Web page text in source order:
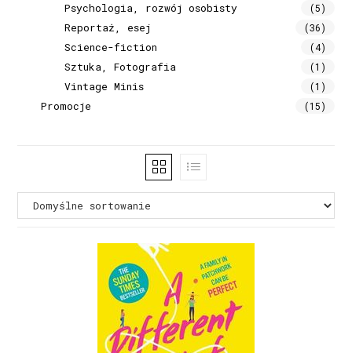
Psychologia, rozwój osobisty (5)
Reportaż, esej (36)
Science-fiction (4)
Sztuka, Fotografia (1)
Vintage Minis (1)
Promocje (15)